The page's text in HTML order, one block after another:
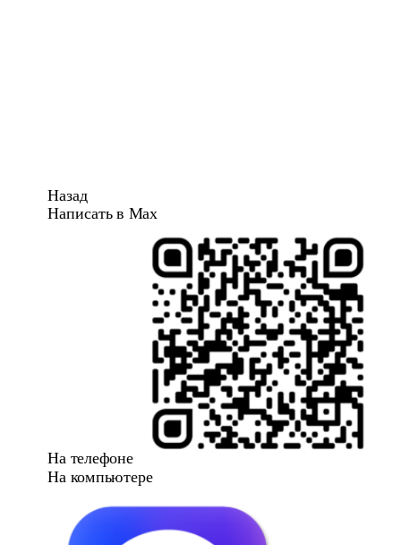
Назад
Написать в Max
На телефоне
На компьютере